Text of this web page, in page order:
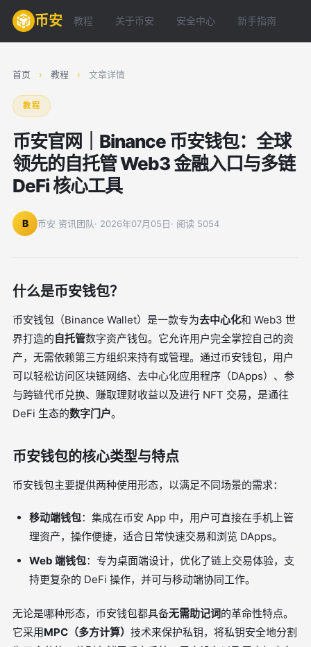
币安 教程 关于币安 安全中心 新手指南
首页 › 教程 › 文章详情
教程
币安官网｜Binance 币安钱包：全球
领先的自托管 Web3 金融入口与多链
DeFi 核心工具
B 币安 资讯团队· 2026年07月05日· 阅读 5054
什么是币安钱包？
币安钱包（Binance Wallet）是一款专为去中心化和 Web3 世
界打造的自托管数字资产钱包。它允许用户完全掌控自己的资
产，无需依赖第三方组织来持有或管理。通过币安钱包，用户
可以轻松访问区块链网络、去中心化应用程序（DApps）、参
与跨链代币兑换、赚取理财收益以及进行 NFT 交易，是通往
DeFi 生态的数字门户。
币安钱包的核心类型与特点
币安钱包主要提供两种使用形态，以满足不同场景的需求：
移动端钱包：集成在币安 App 中，用户可直接在手机上管
理资产，操作便捷，适合日常快速交易和浏览 DApps。
Web 端钱包：专为桌面端设计，优化了链上交易体验，支
持更复杂的 DeFi 操作，并可与移动端协同工作。
无论是哪种形态，币安钱包都具备无需助记词的革命性特点。
它采用MPC（多方计算） 技术来保护私钥，将私钥安全地分割